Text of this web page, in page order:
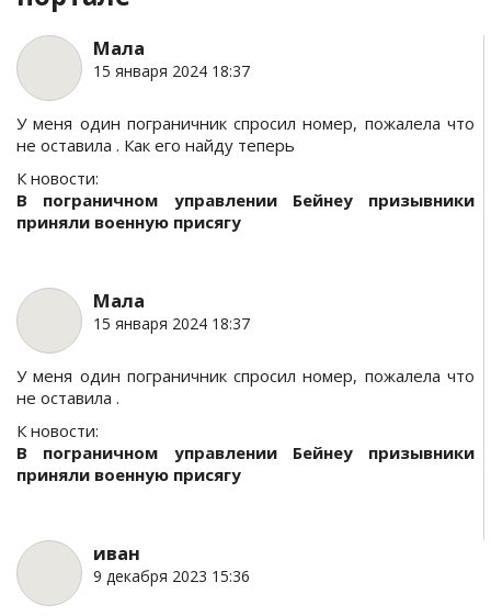
Мала
15 января 2024 18:37
У меня один пограничник спросил номер, пожалела что
не оставила . Как его найду теперь
К новости:
В пограничном управлении Бейнеу призывники
приняли военную присягу
Мала
15 января 2024 18:37
У меня один пограничник спросил номер, пожалела что
не оставила .
К новости:
В пограничном управлении Бейнеу призывники
приняли военную присягу
иван
9 декабря 2023 15:36